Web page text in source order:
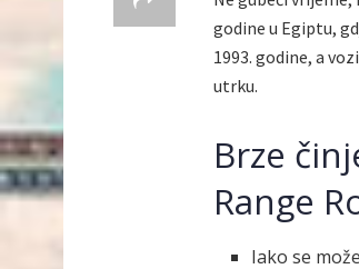
godine u Egiptu,
1993. godine, a
utrku.
Brze
Range
Iako se